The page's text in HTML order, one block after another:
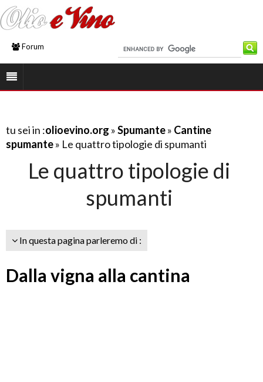
Forum
tu sei in :olioevino.org »Spumante» Cantine
spumante» Le quattro tipologie di spumanti
Le quattro tipologie di
spumanti
In questa pagina parleremo di :
Dalla vigna alla cantina